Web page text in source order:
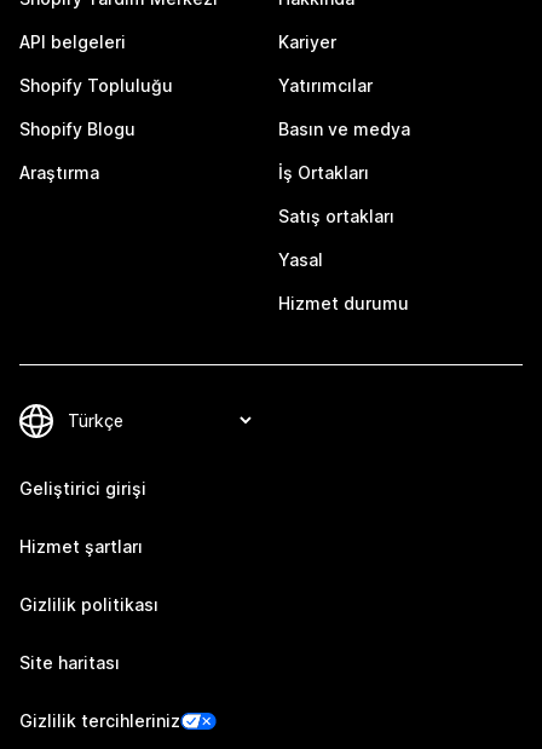
API belgeleri
Shopify Topluluğu
Shopify Blogu
Araştırma
Kariyer
Yatırımcılar
Basın ve medya
İş Ortakları
Satış ortakları
Yasal
Hizmet durumu
Geliştirici girişi
Hizmet şartları
Gizlilik politikası
Site haritası
Gizlilik tercihleriniz